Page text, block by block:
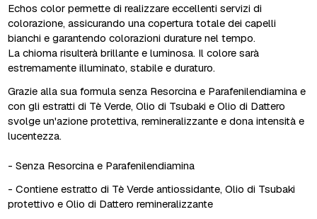
Echos color permette di realizzare eccellenti servizi di
colorazione, assicurando una copertura totale dei capelli
bianchi e garantendo colorazioni durature nel tempo.
La chioma risulterà brillante e luminosa. Il colore sarà
estremamente illuminato, stabile e duraturo.
Grazie alla sua formula senza Resorcina e Parafenilendiamina e
con gli estratti di Tè Verde, Olio di Tsubaki e Olio di Dattero
svolge un'azione protettiva, remineralizzante e dona intensità e
lucentezza.
- Senza Resorcina e Parafenilendiamina
- Contiene estratto di Tè Verde antiossidante, Olio di Tsubaki
protettivo e Olio di Dattero remineralizzante